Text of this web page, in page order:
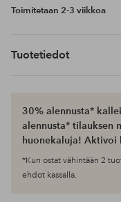
Toimitetaan 2-3 viikkoa
Tuotetiedot
30% alennusta*
alennusta* tilauksen
huonekaluja!
*Kun ostat vähintään 2
ehdot kassalla.